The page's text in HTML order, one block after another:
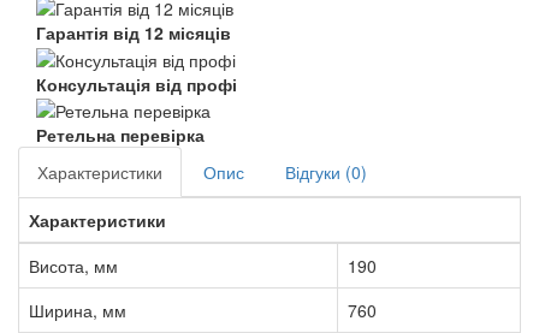
Гарантія від 12 місяців
Консультація від профі
Ретельна перевірка
Характеристики
Опис
Відгуки (0)
Характеристики
Висота, мм
190
Ширина, мм
760